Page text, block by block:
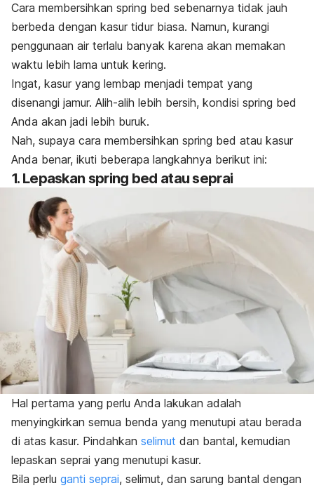
Cara membersihkan spring bed sebenarnya tidak jauh
berbeda dengan kasur tidur biasa. Namun, kurangi
penggunaan air terlalu banyak karena akan memakan
waktu lebih lama untuk kering.
Ingat, kasur yang lembap menjadi tempat yang
disenangi jamur. Alih-alih lebih bersih, kondisi spring bed
Anda akan jadi lebih buruk.
Nah, supaya cara membersihkan spring bed atau kasur
Anda benar, ikuti beberapa langkahnya berikut ini:
1. Lepaskan spring bed atau seprai
Hal pertama yang perlu Anda lakukan adalah
menyingkirkan semua benda yang menutupi atau berada
di atas kasur. Pindahkan selimut dan bantal, kemudian
lepaskan seprai yang menutupi kasur.
Bila perlu ganti seprai, selimut, dan sarung bantal dengan